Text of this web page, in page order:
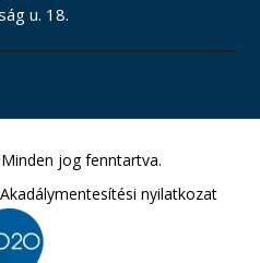
u. 18.
jog fenntartva.
Akadálymentesítési nyilatkozat